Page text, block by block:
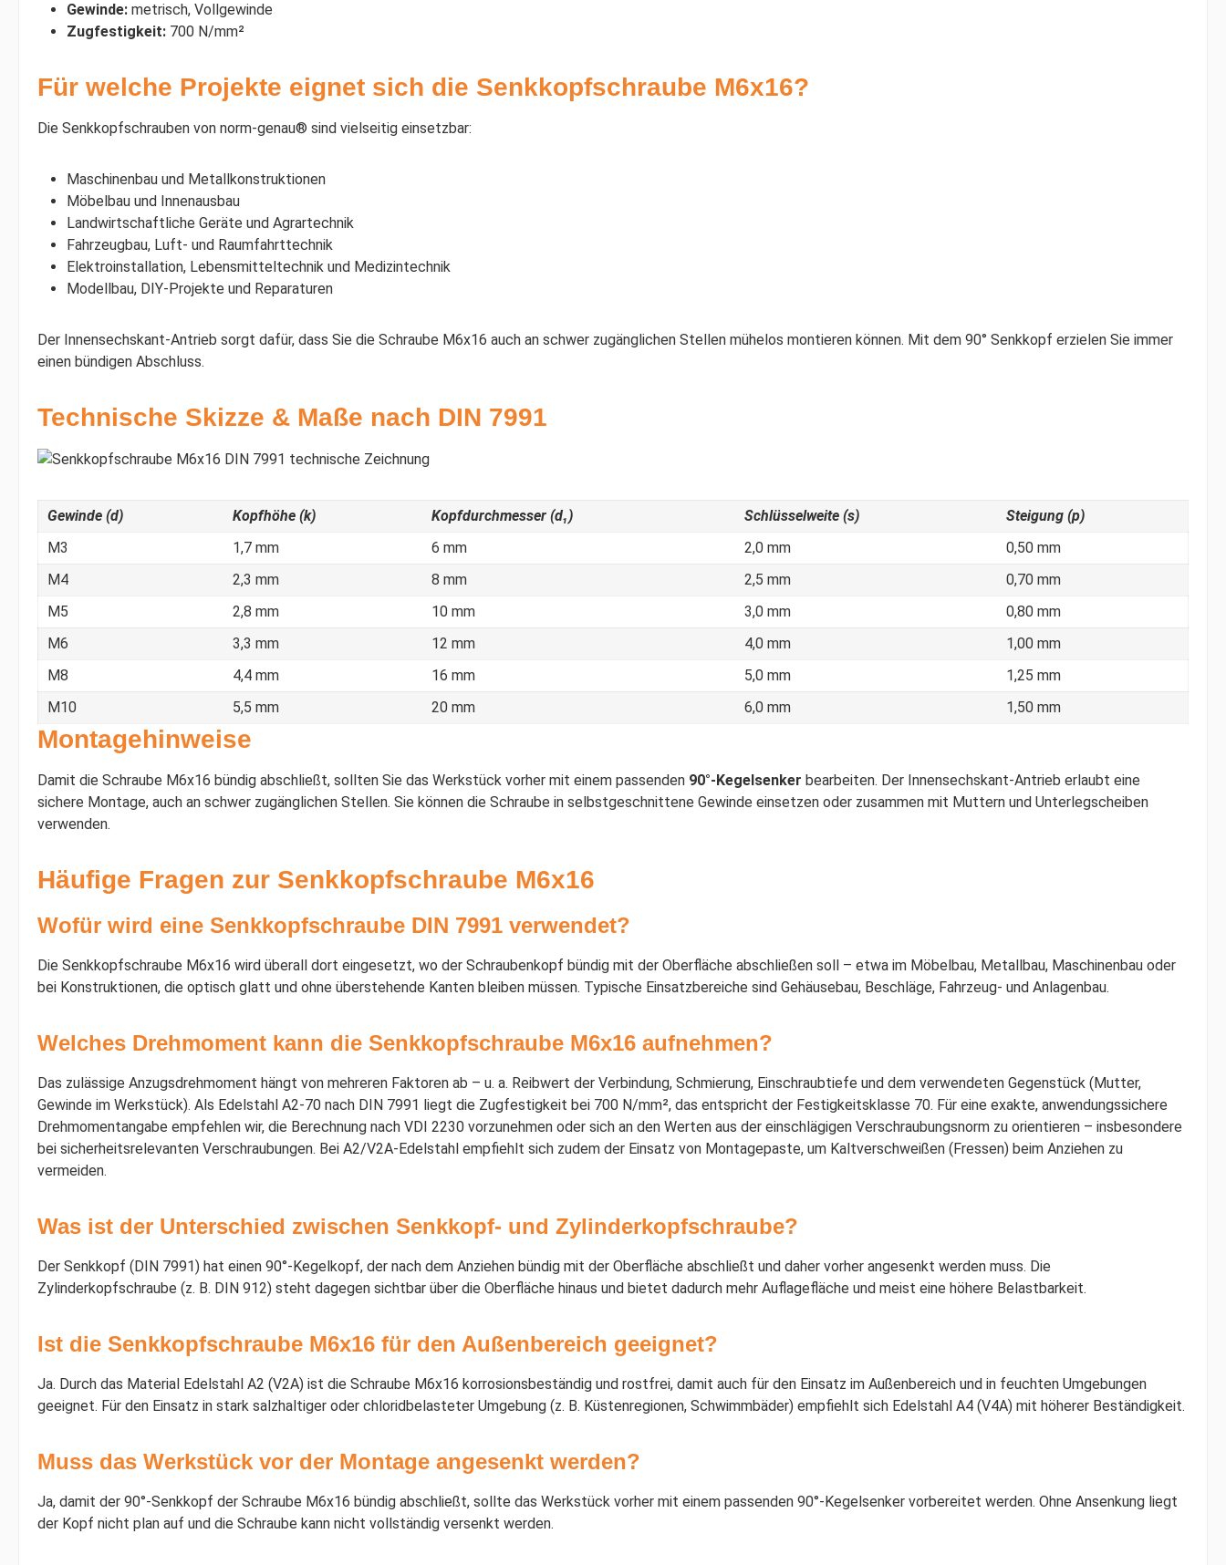
Gewinde: metrisch, Vollgewinde
Zugfestigkeit: 700 N/mm²
Für welche Projekte eignet sich die Senkkopfschraube M6x16?
Die Senkkopfschrauben von norm-genau® sind vielseitig einsetzbar:
Maschinenbau und Metallkonstruktionen
Möbelbau und Innenausbau
Landwirtschaftliche Geräte und Agrartechnik
Fahrzeugbau, Luft- und Raumfahrttechnik
Elektroinstallation, Lebensmitteltechnik und Medizintechnik
Modellbau, DIY-Projekte und Reparaturen
Der Innensechskant-Antrieb sorgt dafür, dass Sie die Schraube M6x16 auch an schwer zugänglichen Stellen mühelos montieren können. Mit dem 90° Senkkopf erzielen Sie immer
einen bündigen Abschluss.
Technische Skizze & Maße nach DIN 7991
Gewinde (d) Kopfhöhe (k) Kopfdurchmesser (d₁) Schlüsselweite (s)
Steigung (p)
M3
1,7 mm 6 mm 2,0 mm
0,50 mm
M4
2,3 mm 8 mm 2,5 mm
0,70 mm
M5
2,8 mm 10 mm 3,0 mm
0,80 mm
M6
3,3 mm 12 mm 4,0 mm
1,00 mm
M8
4,4 mm 16 mm 5,0 mm
1,25 mm
M10
5,5 mm 20 mm 6,0 mm 1,50 mm
Montagehinweise
Damit die Schraube M6x16 bündig abschließt, sollten Sie das Werkstück vorher mit einem passenden 90°-Kegelsenker bearbeiten. Der Innensechskant-Antrieb erlaubt eine
sichere Montage, auch an schwer zugänglichen Stellen. Sie können die Schraube in selbstgeschnittene Gewinde einsetzen oder zusammen mit Muttern und Unterlegscheiben
verwenden.
Häufige Fragen zur Senkkopfschraube M6x16
Wofür wird eine Senkkopfschraube DIN 7991 verwendet?
Die Senkkopfschraube M6x16 wird überall dort eingesetzt, wo der Schraubenkopf bündig mit der Oberfläche abschließen soll – etwa im Möbelbau, Metallbau, Maschinenbau oder
bei Konstruktionen, die optisch glatt und ohne überstehende Kanten bleiben müssen. Typische Einsatzbereiche sind Gehäusebau, Beschläge, Fahrzeug- und Anlagenbau.
Welches Drehmoment kann die Senkkopfschraube M6x16 aufnehmen?
Das zulässige Anzugsdrehmoment hängt von mehreren Faktoren ab – u. a. Reibwert der Verbindung, Schmierung, Einschraubtiefe und dem verwendeten Gegenstück (Mutter,
Gewinde im Werkstück). Als Edelstahl A2-70 nach DIN 7991 liegt die Zugfestigkeit bei 700 N/mm², das entspricht der Festigkeitsklasse 70. Für eine exakte, anwendungssichere
Drehmomentangabe empfehlen wir, die Berechnung nach VDI 2230 vorzunehmen oder sich an den Werten aus der einschlägigen Verschraubungsnorm zu orientieren – insbesondere
bei sicherheitsrelevanten Verschraubungen. Bei A2/V2A-Edelstahl empfiehlt sich zudem der Einsatz von Montagepaste, um Kaltverschweißen (Fressen) beim Anziehen zu
vermeiden.
Was ist der Unterschied zwischen Senkkopf- und Zylinderkopfschraube?
Der Senkkopf (DIN 7991) hat einen 90°-Kegelkopf, der nach dem Anziehen bündig mit der Oberfläche abschließt und daher vorher angesenkt werden muss. Die
Zylinderkopfschraube (z. B. DIN 912) steht dagegen sichtbar über die Oberfläche hinaus und bietet dadurch mehr Auflagefläche und meist eine höhere Belastbarkeit.
Ist die Senkkopfschraube M6x16 für den Außenbereich geeignet?
Ja. Durch das Material Edelstahl A2 (V2A) ist die Schraube M6x16 korrosionsbeständig und rostfrei, damit auch für den Einsatz im Außenbereich und in feuchten Umgebungen
geeignet. Für den Einsatz in stark salzhaltiger oder chloridbelasteter Umgebung (z. B. Küstenregionen, Schwimmbäder) empfiehlt sich Edelstahl A4 (V4A) mit höherer Beständigkeit.
Muss das Werkstück vor der Montage angesenkt werden?
Ja, damit der 90°-Senkkopf der Schraube M6x16 bündig abschließt, sollte das Werkstück vorher mit einem passenden 90°-Kegelsenker vorbereitet werden. Ohne Ansenkung liegt
der Kopf nicht plan auf und die Schraube kann nicht vollständig versenkt werden.